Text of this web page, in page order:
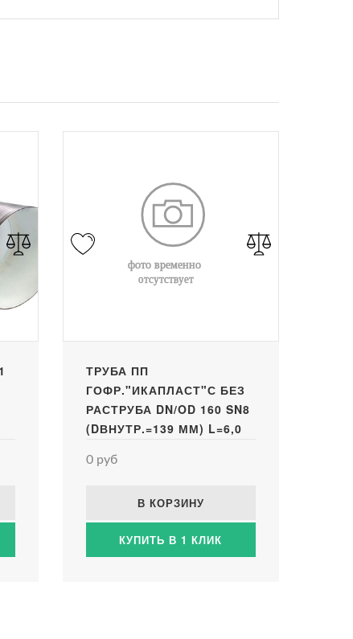
ТРУБА ПП
ГОФР."ИКАПЛАСТ"С БЕЗ
РАСТРУБА DN/OD 160 SN8
(DВНУТР.=139 ММ) L=6,0
0 руб
В КОРЗИНУ
КУПИТЬ В 1 КЛИК